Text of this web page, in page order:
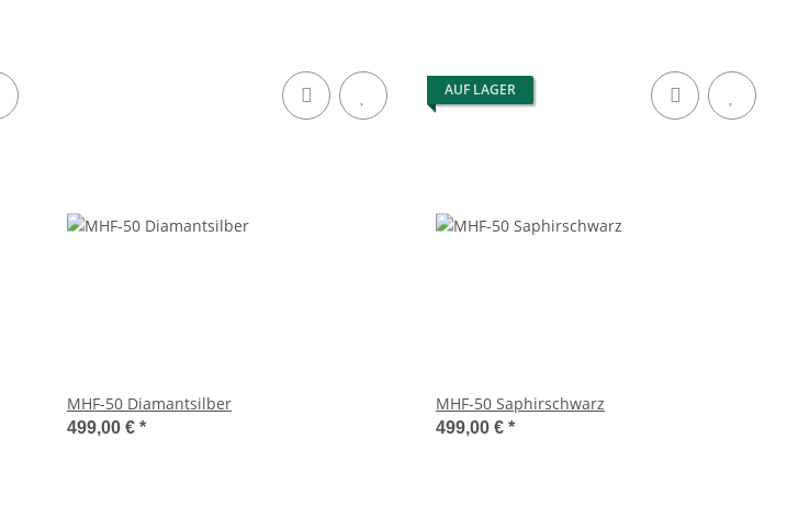
MHF-50 Diamantsilber
499,00 € *
AUF LAGER
MHF-50 Saphirschwarz
499,00 € *